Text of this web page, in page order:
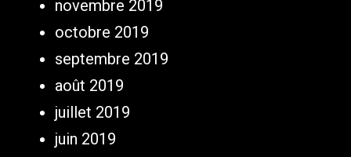
novembre 2019
octobre 2019
septembre 2019
août 2019
juillet 2019
juin 2019